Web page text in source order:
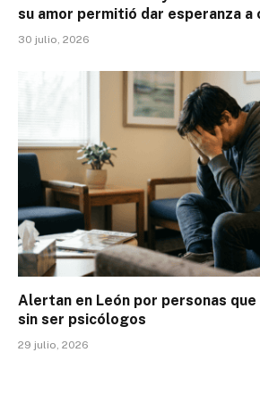
su amor permitió dar esperanza a
30 julio, 2026
Alertan en León por personas
sin ser psicólogos
29 julio, 2026